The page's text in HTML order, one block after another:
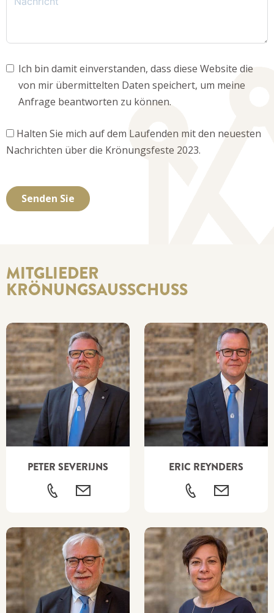
Ich bin damit einverstanden, dass diese Website die
von mir übermittelten Daten speichert, um meine
Anfrage beantworten zu können.
Halten Sie mich auf dem Laufenden mit den neuesten
Nachrichten über die Krönungsfeste 2023.
Senden Sie
MITGLIEDER
KRÖNUNGSAUSSCHUSS
PETER SEVERIJNS ERIC REYNDERS